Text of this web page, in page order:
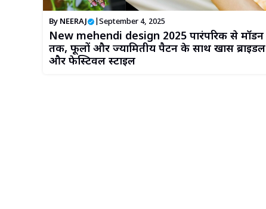
By NEERAJ September 4, 2025
New mehendi design 2025 पारंपरिक से मॉडर्न
तक, फूलों और ज्यामितीय पैटर्न के साथ खास ब्राइडल
और फेस्टिवल स्टाइल